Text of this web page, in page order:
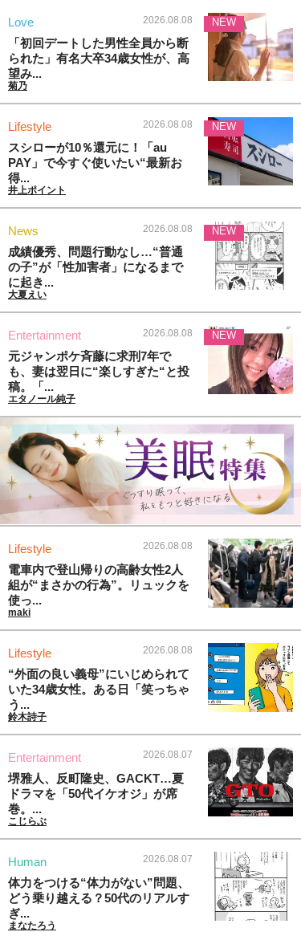
Love 2026.08.08
「初回デートした男性全員から断
られた」有名大卒34歳女性が、高
望み...
菊乃
NEW
Lifestyle 2026.08.08
スシローが10％還元に！「au
PAY」で今すぐ使いたい“最新お
得...
井上ポイント
NEW
News 2026.08.08
成績優秀、問題行動なし…“普通
の子”が「性加害者」になるまで
に起き...
大夏えい
NEW
Entertainment 2026.08.08
元ジャンポケ斉藤に求刑7年で
も、妻は翌日に“楽しすぎた“と投
稿。「...
エタノール純子
NEW
Lifestyle 2026.08.08
電車内で登山帰りの高齢女性2人
組が“まさかの行為”。リュックを
使っ...
maki
Lifestyle 2026.08.08
“外面の良い義母”にいじめられて
いた34歳女性。ある日「笑っちゃ
う...
鈴木詩子
Entertainment 2026.08.07
堺雅人、反町隆史、GACKT…夏
ドラマを「50代イケオジ」が席
巻。...
こじらぶ
Human 2026.08.07
体力をつける“体力がない”問題、
どう乗り越える？50代のリアルす
ぎ...
まなたろう